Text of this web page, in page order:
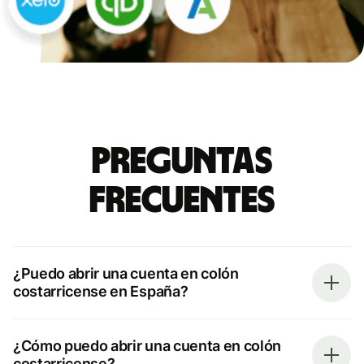
Preguntas
frecuentes
¿Puedo abrir una cuenta en colón
costarricense en España?
¿Cómo puedo abrir una cuenta en colón